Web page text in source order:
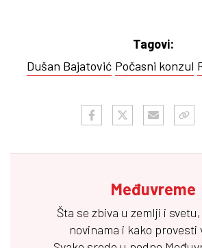
Tagovi:
Dušan Bajatović Počasni konzul
Međuvreme
Šta se zbiva u zemlji i
novinama i kako provesti